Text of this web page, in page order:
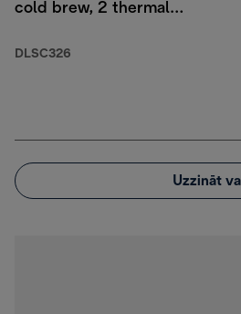
cold brew, 2 thermal
DLSC326
Uzzināt